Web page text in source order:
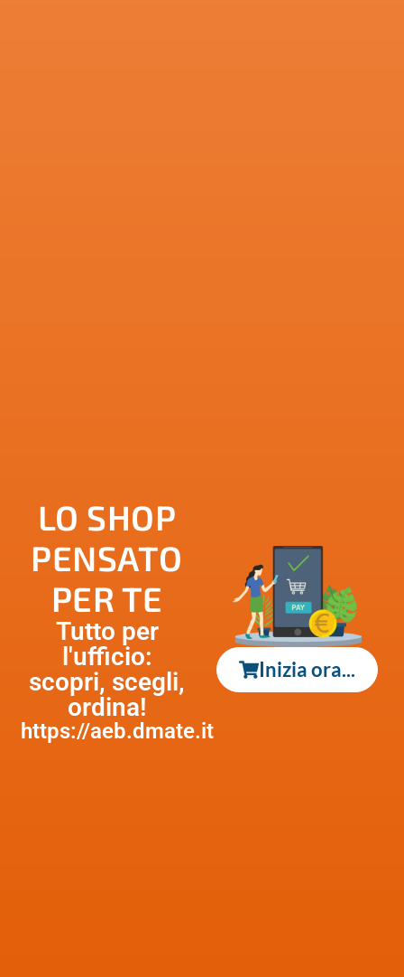
LO SHOP
PENSATO
PER TE
Tutto per
l'ufficio:
scopri, scegli,
ordina!
https://aeb.dmate.it
Inizia ora...